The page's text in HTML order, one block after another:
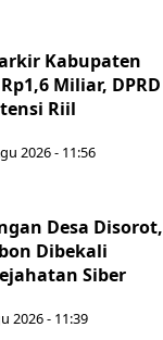
Kabupaten
Miliar, DPRD
Riil
2026 - 11:56
Desa Disorot,
Dibekali
Siber
2026 - 11:39